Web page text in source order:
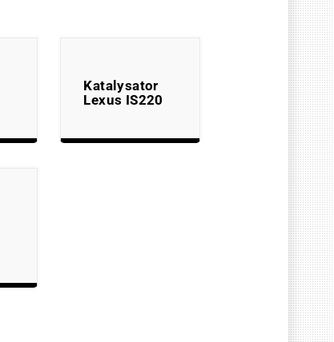
Katalysator
Lexus IS220